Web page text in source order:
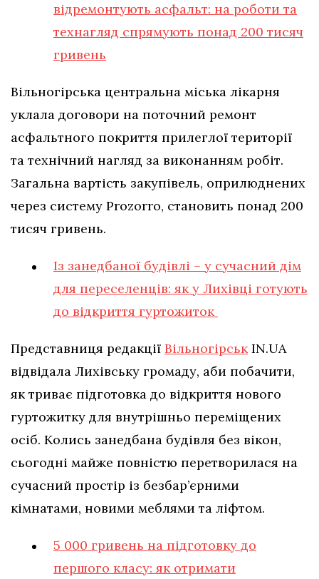
відремонтують асфальт: на роботи та
технагляд спрямують понад 200 тисяч
гривень
Вільногірська центральна міська лікарня
уклала договори на поточний ремонт
асфальтного покриття прилеглої території
та технічний нагляд за виконанням робіт.
Загальна вартість закупівель, оприлюднених
через систему Prozorro, становить понад 200
тисяч гривень.
Із занедбаної будівлі – у сучасний дім
для переселенців: як у Лихівці готують
до відкриття гуртожиток
Представниця редакції ВільногірськIN.UA
відвідала Лихівську громаду, аби побачити,
як триває підготовка до відкриття нового
гуртожитку для внутрішньо переміщених
осіб. Колись занедбана будівля без вікон,
сьогодні майже повністю перетворилася на
сучасний простір із безбар’єрними
кімнатами, новими меблями та ліфтом.
5 000 гривень на підготовку до
першого класу: як отримати